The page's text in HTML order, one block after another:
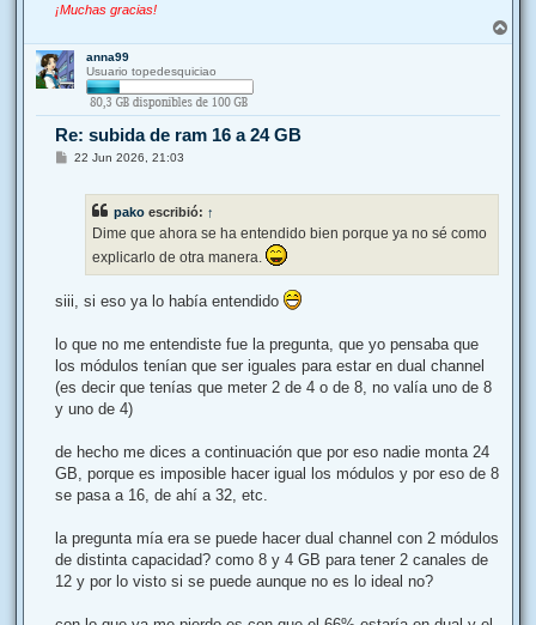
¡Muchas gracias!
r
anna99
Usuario topedesquiciao
Re: subida de ram 16 a 24 GB
M22 Jun 2026, 21:03
pako escribió: ↑
Dime que ahora se ha entendido bien porque ya no sé como
explicarlo de otra manera.
siii, si eso ya lo había entendido
lo que no me entendiste fue la pregunta, que yo pensaba que
los módulos tenían que ser iguales para estar en dual channel
(es decir que tenías que meter 2 de 4 o de 8, no valía uno de 8
y uno de 4)
de hecho me dices a continuación que por eso nadie monta 24
GB, porque es imposible hacer igual los módulos y por eso de 8
se pasa a 16, de ahí a 32, etc.
la pregunta mía era se puede hacer dual channel con 2 módulos
de distinta capacidad? como 8 y 4 GB para tener 2 canales de
12 y por lo visto si se puede aunque no es lo ideal no?